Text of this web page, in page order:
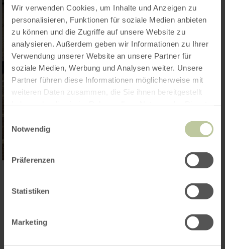
Wir verwenden Cookies, um Inhalte und Anzeigen zu
personalisieren, Funktionen für soziale Medien anbieten
zu können und die Zugriffe auf unsere Website zu
analysieren. Außerdem geben wir Informationen zu Ihrer
Verwendung unserer Website an unsere Partner für
soziale Medien, Werbung und Analysen weiter. Unsere
Partner führen diese Informationen möglicherweise mit
weiteren Daten zusammen, die Sie ihnen bereitgestellt
Notwendig
Präferenzen
Statistiken
Marketing
Kontakt